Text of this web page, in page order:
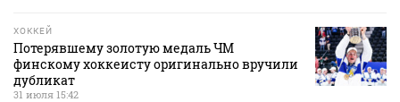
ХОККЕЙ
Потерявшему золотую медаль ЧМ
финскому хоккеисту оригинально вручили
дубликат
31 июля 15:42